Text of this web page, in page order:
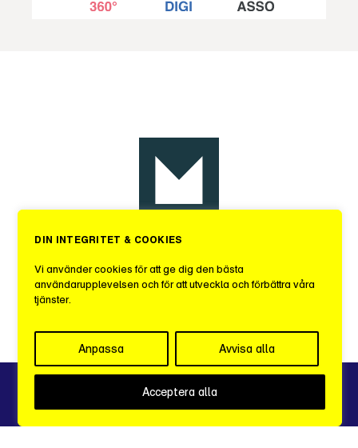
DIN INTEGRITET & COOKIES
Vi använder cookies för att ge dig den bästa
användarupplevelsen och för att utveckla och förbättra våra
tjänster.
Anpassa Avvisa alla
Acceptera alla
grafer excel arkiv logga in
Sveriges Mediebyråer
111 22 STOCKHOLM
Integritetspolicy
info@sverigesmediebyraer.se